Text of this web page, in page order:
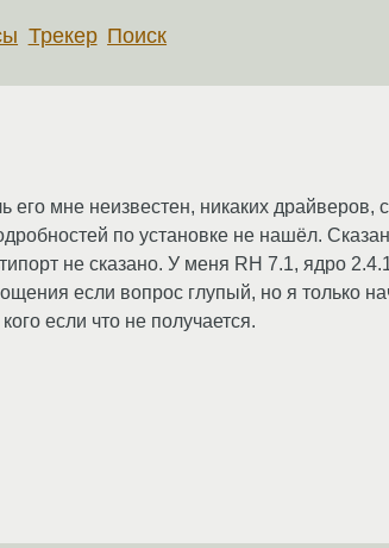
Трекер Поиск
мне неизвестен, никаких драйверов,
по установке не нашёл.
не сказано. У меня RH 7.1, ядро
если вопрос глупый, но я только
если что не получается.